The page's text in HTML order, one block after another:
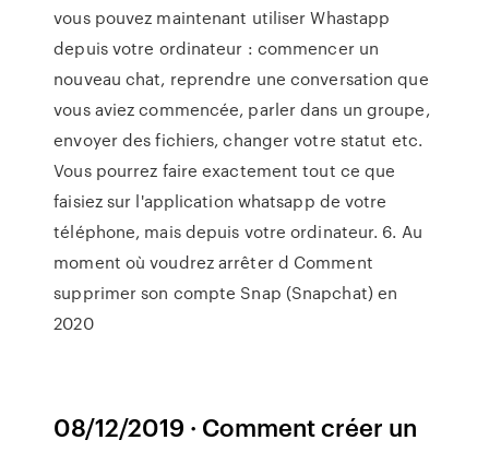
vous pouvez maintenant utiliser Whastapp
depuis votre ordinateur : commencer un
nouveau chat, reprendre une conversation que
vous aviez commencée, parler dans un groupe,
envoyer des fichiers, changer votre statut etc.
Vous pourrez faire exactement tout ce que
faisiez sur l'application whatsapp de votre
téléphone, mais depuis votre ordinateur. 6. Au
moment où voudrez arrêter d Comment
supprimer son compte Snap (Snapchat) en
2020
08/12/2019 · Comment créer un